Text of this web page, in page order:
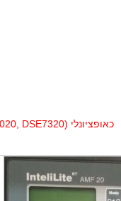
ComAp AMF20 כסטנדרט, Deepsea (DSE6020, DSE7320) כאופציונלי